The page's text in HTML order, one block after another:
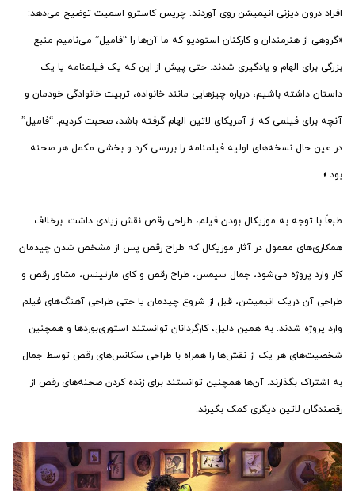
افراد درون دیزنی انیمیشن روی آوردند. چریس کاسترو اسمیت توضیح می‌دهد:
«گروهی از هنرمندان و کارکنان استودیو که ما آن‌ها را “فامیل” می‌نامیم منبع
بزرگی برای الهام و یادگیری شدند. حتی پیش از این که یک فیلمنامه یا یک
داستان داشته باشیم، درباره چیزهایی مانند خانواده، تربیت خانوادگی خودمان و
آنچه برای فیلمی که از آمریکای لاتین الهام گرفته باشد، صحبت کردیم. “فامیل”
در عین حال نسخه‌های اولیه فیلمنامه را بررسی کرد و بخشی مکمل هر صحنه
بود.»
طبعاً با توجه به موزیکال بودن فیلم، طراحی رقص نقش زیادی داشت. برخلاف
همکاری‌های معمول در آثار موزیکال که طراح رقص پس از مشخص شدن چیدمان
کار وارد پروژه می‌شود، جمال سیمس، طراح رقص و کای مارتینس، مشاور رقص و
طراحی آن دریک انیمیشن، قبل از شروع چیدمان یا حتی طراحی آهنگ‌های فیلم
وارد پروژه شدند. به همین دلیل، کارگردانان توانستند استوری‌بوردها و همچنین
شخصیت‌های هر یک از نقش‌ها را همراه با طراحی سکانس‌های رقص توسط جمال
به اشتراک بگذارند. آن‌ها همچنین توانستند برای زنده کردن صحنه‌های رقص از
رقصندگان لاتین دیگری کمک بگیرند.